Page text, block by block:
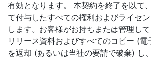
有効となります。 本契約を終了を以て
て付与したすべての権利およびライセ
します。お客様がお持ちまたは管理し
リリース資料およびすべてのコピー (電
を返却 (あるいは当社の要請で破棄) し